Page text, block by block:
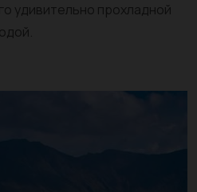
удивительно прохладной